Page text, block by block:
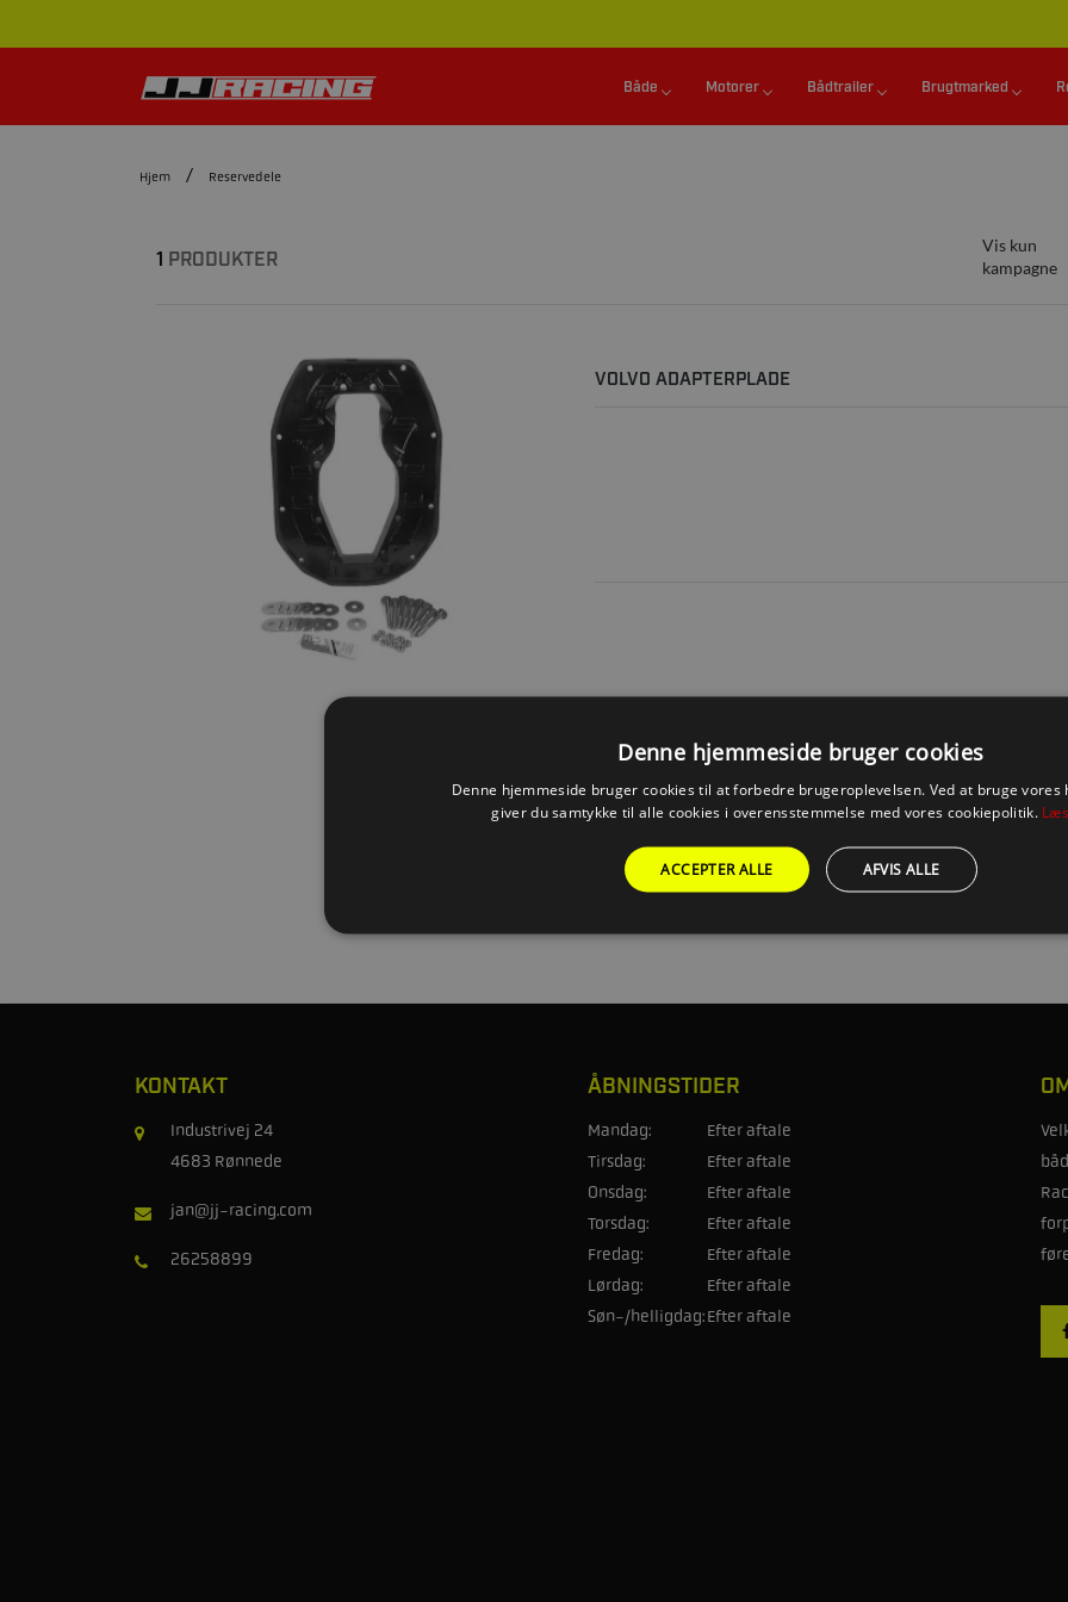
Både Motorer Bådtrailer Brugtmarked
Hjem Reservedele
1 PRODUKTER
Vis kun
kampagne
VOLVO ADAPTERPLADE
KONTAKT
Industrivej 24
4683 Rønnede
jan@jj-racing.com
26258899
ÅBNINGSTIDER
Mandag:
Efter aftale
Tirsdag:
Efter aftale
Onsdag:
Efter aftale
Torsdag:
Efter aftale
Fredag:
Efter aftale
Lørdag:
Efter aftale
Søn-/helligdag:Efter aftale
Denne hjemmeside bruger cookies
Denne hjemmeside bruger cookies til at forbedre brugeroplevelsen. Ved at bruge vores
giver du samtykke til alle cookies i overensstemmelse med vores cookiepolitik.
ACCEPTER ALLE AFVIS ALLE